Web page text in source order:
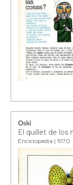
Oski
El quillet de los
Enciclopedia | 1970